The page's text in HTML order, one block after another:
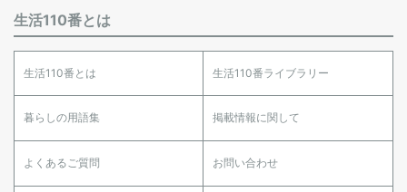
生活110番とは
生活110番とは 生活110番ライブラリー
暮らしの用語集 掲載情報に関して
よくあるご質問 お問い合わせ